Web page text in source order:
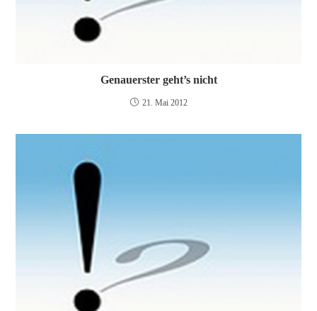
Genauerster geht’s nicht
21. Mai 2012